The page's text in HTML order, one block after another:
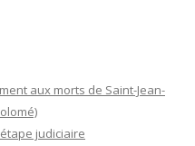
aux morts de Saint-Jean-
judiciaire